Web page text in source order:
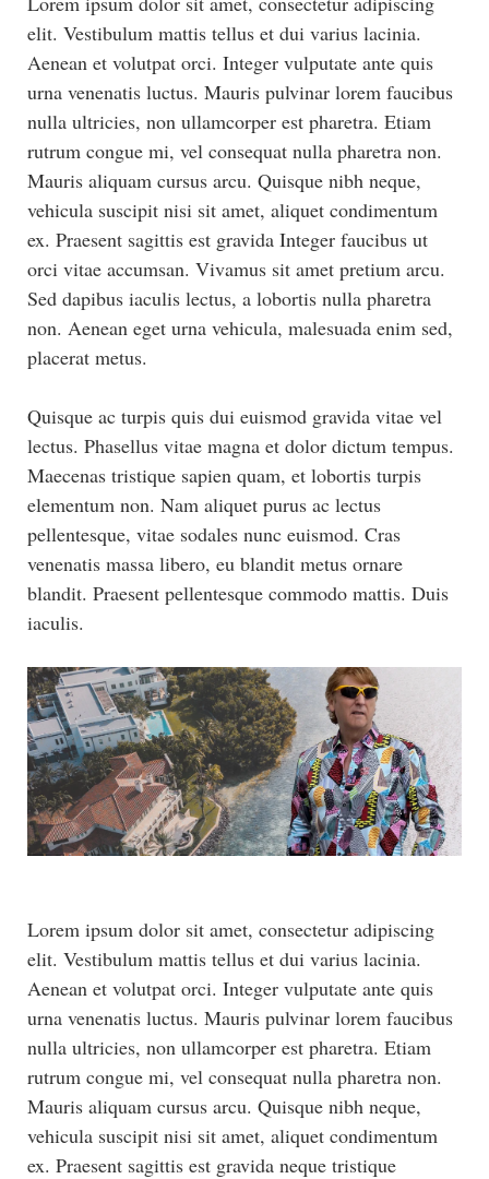
elit. Vestibulum mattis tellus et dui varius lacinia.
Aenean et volutpat orci. Integer vulputate ante quis
urna venenatis luctus. Mauris pulvinar lorem faucibus
nulla ultricies, non ullamcorper est pharetra. Etiam
rutrum congue mi, vel consequat nulla pharetra non.
Mauris aliquam cursus arcu. Quisque nibh neque,
vehicula suscipit nisi sit amet, aliquet condimentum
ex. Praesent sagittis est gravida Integer faucibus ut
orci vitae accumsan. Vivamus sit amet pretium arcu.
Sed dapibus iaculis lectus, a lobortis nulla pharetra
non. Aenean eget urna vehicula, malesuada enim sed,
placerat metus.
Quisque ac turpis quis dui euismod gravida vitae vel
lectus. Phasellus vitae magna et dolor dictum tempus.
Maecenas tristique sapien quam, et lobortis turpis
elementum non. Nam aliquet purus ac lectus
pellentesque, vitae sodales nunc euismod. Cras
venenatis massa libero, eu blandit metus ornare
blandit. Praesent pellentesque commodo mattis. Duis
iaculis.
Lorem ipsum dolor sit amet, consectetur adipiscing
elit. Vestibulum mattis tellus et dui varius lacinia.
Aenean et volutpat orci. Integer vulputate ante quis
urna venenatis luctus. Mauris pulvinar lorem faucibus
nulla ultricies, non ullamcorper est pharetra. Etiam
rutrum congue mi, vel consequat nulla pharetra non.
Mauris aliquam cursus arcu. Quisque nibh neque,
vehicula suscipit nisi sit amet, aliquet condimentum
ex. Praesent sagittis est gravida neque tristique